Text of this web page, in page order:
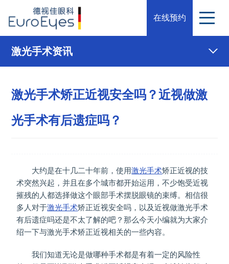
在线预约
激光手术资讯
激光手术矫正近视安全吗？近视做激
光手术有后遗症吗？
大约是在十几二十年前，使用激光手术矫正近视的技
术突然兴起，并且在多个城市都开始运用，不少饱受近视
摧残的人都选择做这个眼部手术摆脱眼镜的束缚。相信很
多人对于激光手术矫正近视安全吗，以及近视做激光手术
有后遗症吗还是不太了解的吧？那么今天小编就为大家介
绍一下与激光手术矫正近视相关的一些内容。
我们知道无论是做哪种手术都是有着一定的风险性